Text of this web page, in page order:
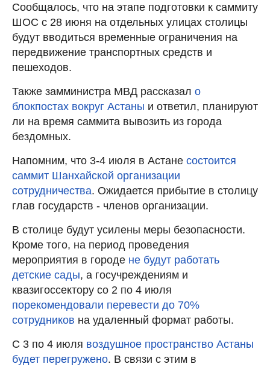
Сообщалось, что на этапе подготовки к саммиту
ШОС с 28 июня на отдельных улицах столицы
будут вводиться временные ограничения на
передвижение транспортных средств и
пешеходов.
Также замминистра МВД рассказал о
блокпостах вокруг Астаны и ответил, планируют
ли на время саммита вывозить из города
бездомных.
Напомним, что 3-4 июля в Астане состоится
саммит Шанхайской организации
сотрудничества. Ожидается прибытие в столицу
глав государств - членов организации.
В столице будут усилены меры безопасности.
Кроме того, на период проведения
мероприятия в городе не будут работать
детские сады, а госучреждениям и
квазигоссектору со 2 по 4 июля
порекомендовали перевести до 70%
сотрудников на удаленный формат работы.
С 3 по 4 июля воздушное пространство Астаны
будет перегружено. В связи с этим в